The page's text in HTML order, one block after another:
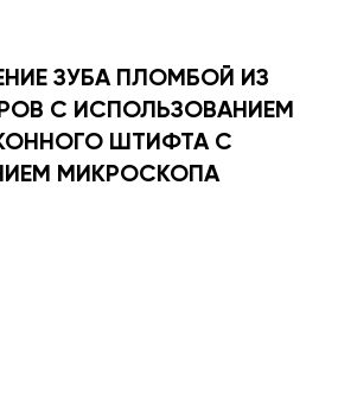
ЗУБА ПЛОМБОЙ ИЗ
С ИСПОЛЬЗОВАНИЕМ
ШТИФТА С
МИКРОСКОПА